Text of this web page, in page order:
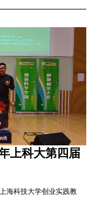
上科大第四届
海科技大学创业实践教